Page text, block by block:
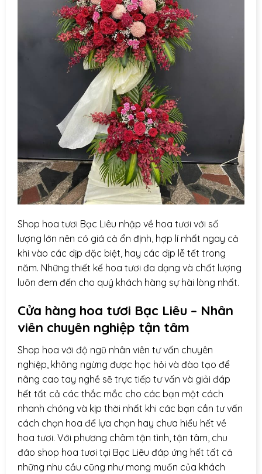
Shop hoa tươi Bạc Liêu nhập về hoa tươi với số
lượng lớn nên có giá cả ổn định, hợp lí nhất ngay cả
khi vào các dịp đặc biệt, hay các dịp lễ tết trong
năm. Những thiết kế hoa tươi đa dạng và chất lượng
luôn đem đến cho quý khách hàng sự hài lòng nhất.
Cửa hàng hoa tươi Bạc Liêu – Nhân
viên chuyên nghiệp tận tâm
Shop hoa với độ ngũ nhân viên tư vấn chuyên
nghiệp, không ngừng được học hỏi và đào tạo để
nâng cao tay nghề sẽ trực tiếp tư vấn và giải đáp
hết tất cả các thắc mắc cho các bạn một cách
nhanh chóng và kịp thời nhất khi các bạn cần tư vấn
cách chọn hoa để lựa chọn hay chưa hiểu hết về
hoa tươi. Với phương châm tận tình, tận tâm, chu
đáo shop hoa tươi tại Bạc Liêu đáp ứng hết tất cả
những nhu cầu cũng như mong muốn của khách